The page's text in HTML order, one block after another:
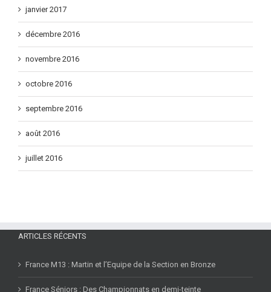
janvier 2017
décembre 2016
novembre 2016
octobre 2016
septembre 2016
août 2016
juillet 2016
ARTICLES RÉCENTS
France M13 : Martin et l’Equipe de la Section en Bronze
France Séniors : Des Championnats en demi-teinte